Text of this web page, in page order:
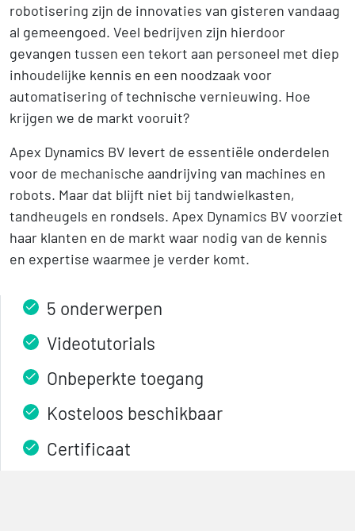
robotisering zijn de innovaties van gisteren vandaag
al gemeengoed. Veel bedrijven zijn hierdoor
gevangen tussen een tekort aan personeel met diep
inhoudelijke kennis en een noodzaak voor
automatisering of technische vernieuwing. Hoe
krijgen we de markt vooruit?
Apex Dynamics BV levert de essentiële onderdelen
voor de mechanische aandrijving van machines en
robots. Maar dat blijft niet bij tandwielkasten,
tandheugels en rondsels. Apex Dynamics BV voorziet
haar klanten en de markt waar nodig van de kennis
en expertise waarmee je verder komt.
5 onderwerpen
Videotutorials
Onbeperkte toegang
Kosteloos beschikbaar
Certificaat